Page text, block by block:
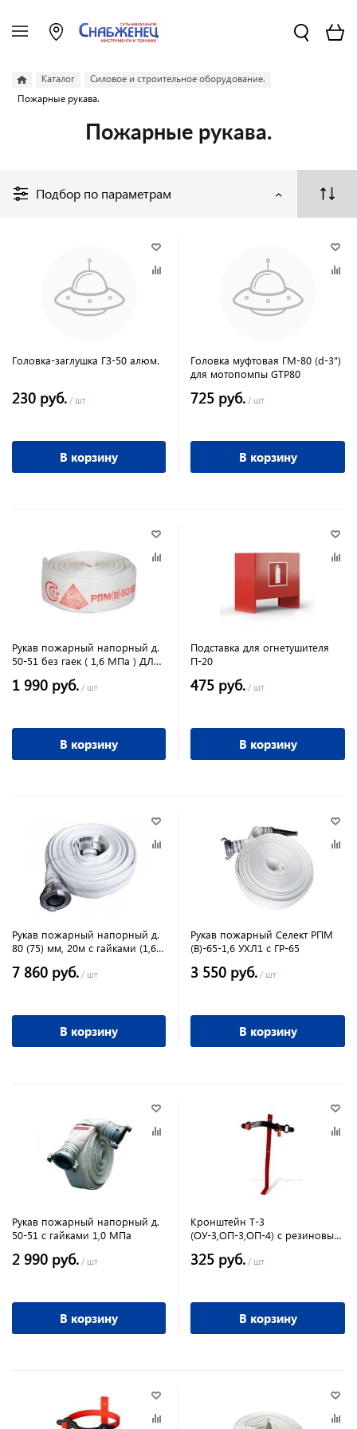
Каталог
Силовое и строительное оборудование.
Пожарные рукава.
Пожарные рукава.
Подбор по параметрам
Головка-заглушка ГЗ-50 алюм.
230 руб. / шт
В корзину
Головка муфтовая ГМ-80 (d-3")
для мотопомпы GTP80
725 руб. / шт
В корзину
Рукав пожарный напорный д.
50-51 без гаек ( 1,6 МПа ) ДЛЯ
1 990 руб. / шт
В корзину
Подставка для огнетушителя
П-20
475 руб. / шт
В корзину
Рукав пожарный напорный д.
80 (75) мм, 20м с гайками (1,6
7 860 руб. / шт
В корзину
Рукав пожарный Селект РПМ
(В)-65-1,6 УХЛ1 с ГР-65
3 550 руб. / шт
В корзину
Рукав пожарный напорный д.
50-51 с гайками 1,0 МПа
2 990 руб. / шт
В корзину
Кронштейн Т-3
(ОУ-3,ОП-3,ОП-4) с резиновым
325 руб. / шт
В корзину